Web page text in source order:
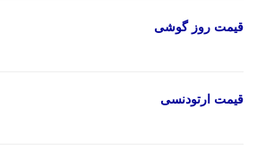
قیمت روز گوشی
قیمت ارتودنسی